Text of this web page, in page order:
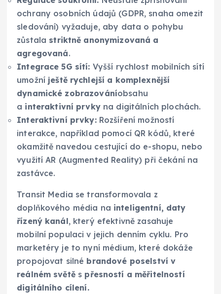
ochrany osobních údajů (GDPR, snaha omezit
sledování) vyžaduje, aby data o pohybu
zůstala striktně anonymizovaná a
agregovaná.
Integrace 5G sítí: Vyšší rychlost mobilních sítí
umožní ještě rychlejší a komplexnější
dynamické zobrazováníobsahu
a interaktivní prvkyna digitálních plochách.
Interaktivní prvky:Rozšíření možností
interakce, například pomocí QR kódů, které
okamžitě navedou cestující do e-shopu, nebo
využití AR (Augmented Reality) při čekání na
zastávce.
Transit Media se transformovala z
doplňkového média na inteligentní, daty
řízený kanál, který efektivně zasahuje
mobilní populaci v jejich denním cyklu. Pro
marketéry je to nyní médium, které dokáže
propojovat silné brandové poselství v
reálném světěs přesností a měřitelností
digitálního cílení.